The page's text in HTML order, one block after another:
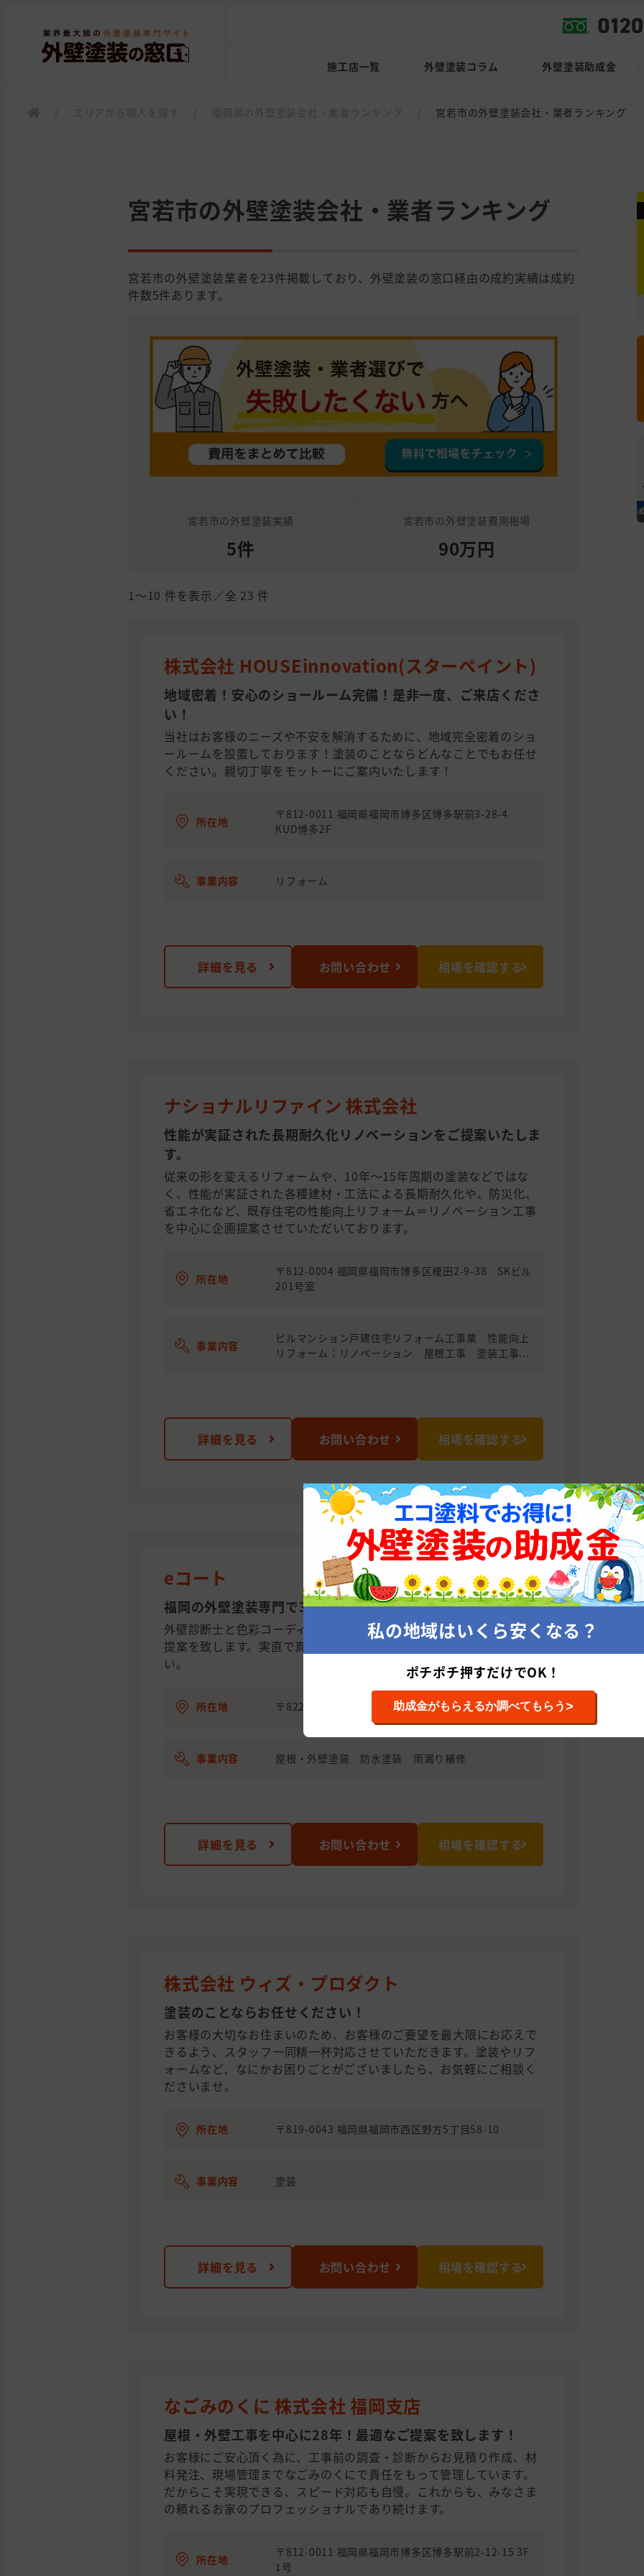
施工店一覧 外壁塗装コラム 外壁塗装助成金
宮若市の外壁塗装会社・業者ランキング
宮若市の外壁塗装会社・業者ランキング
宮若市の外壁塗装業者を23件掲載しており、外壁塗装の窓口経由の成約実績は成約
件数5件あります。
宮若市の外壁塗装実績
5件
宮若市の外壁塗装費用相場
90万円
1〜10 件を表示／全 23 件
株式会社 HOUSEinnovation(スターペイント)
地域密着！安心のショールーム完備！是非一度、ご来店くださ
い！
当社はお客様のニーズや不安を解消するために、地域完全密着のショ
ールームを設置しております！塗装のことならどんなことでもお任せ
ください。親切丁寧をモットーにご案内いたします！
所在地
〒812-0011 福岡県福岡市博多区博多駅前3-28-4
KUD博多2F
事業内容 リフォーム
詳細を見る お問い合わせ 相場を確認する
ナショナルリファイン 株式会社
性能が実証された長期耐久化リノベーションをご提案いたしま
す。
従来の形を変えるリフォームや、10年～15年周期の塗装などではな
く、性能が実証された各種建材・工法による長期耐久化や、防災化、
省エネ化など、既存住宅の性能向上リフォーム＝リノベーション工事
を中心に企画提案させていただいております。
所在地
〒812-0004 福岡県福岡市博多区榎田2-9-38 SKビル
201号室
事業内容
ビルマンション戸建住宅リフォーム工事業 性能向上
リフォーム：リノベーション 屋根工事 塗装工事...
詳細を見る お問い合わせ 相場を確認する
eコート
福岡の外壁塗装専門で30年
外壁診断士と色彩コーディネーターの資格を持ち、お客様へ的確なご
提案を致します。実直で真面目が取り柄なので安心してお任せくださ
い。
所在地 〒822-0112 福岡県宮若市原田
事業内容 屋根・外壁塗装 防水塗装 雨漏り補修
詳細を見る お問い合わせ 相場を確認する
株式会社 ウィズ・プロダクト
塗装のことならお任せください！
お客様の大切なお住まいのため、お客様のご要望を最大限にお応えで
きるよう、スタッフ一同精一杯対応させていただきます。塗装やリフ
ォームなど、なにかお困りごとがございましたら、お気軽にご相談く
ださいませ。
所在地 〒819-0043 福岡県福岡市西区野方5丁目58-10
事業内容 塗装
詳細を見る お問い合わせ 相場を確認する
なごみのくに 株式会社 福岡支店
屋根・外壁工事を中心に28年！最適なご提案を致します！
お客様にご安心頂く為に、工事前の調査・診断からお見積り作成、材
料発注、現場管理までなごみのくにで責任をもって管理しています。
だからこそ実現できる、スピード対応も自慢。これからも、みなさま
の頼れるお家のプロフェッショナルであり続けます。
所在地
〒812-0011 福岡県福岡市博多区博多駅前2-12-15 3F
1号
私の地域はいくら安くなる？
ポチポチ押すだけでOK！
助成金がもらえるか調べてもらう>